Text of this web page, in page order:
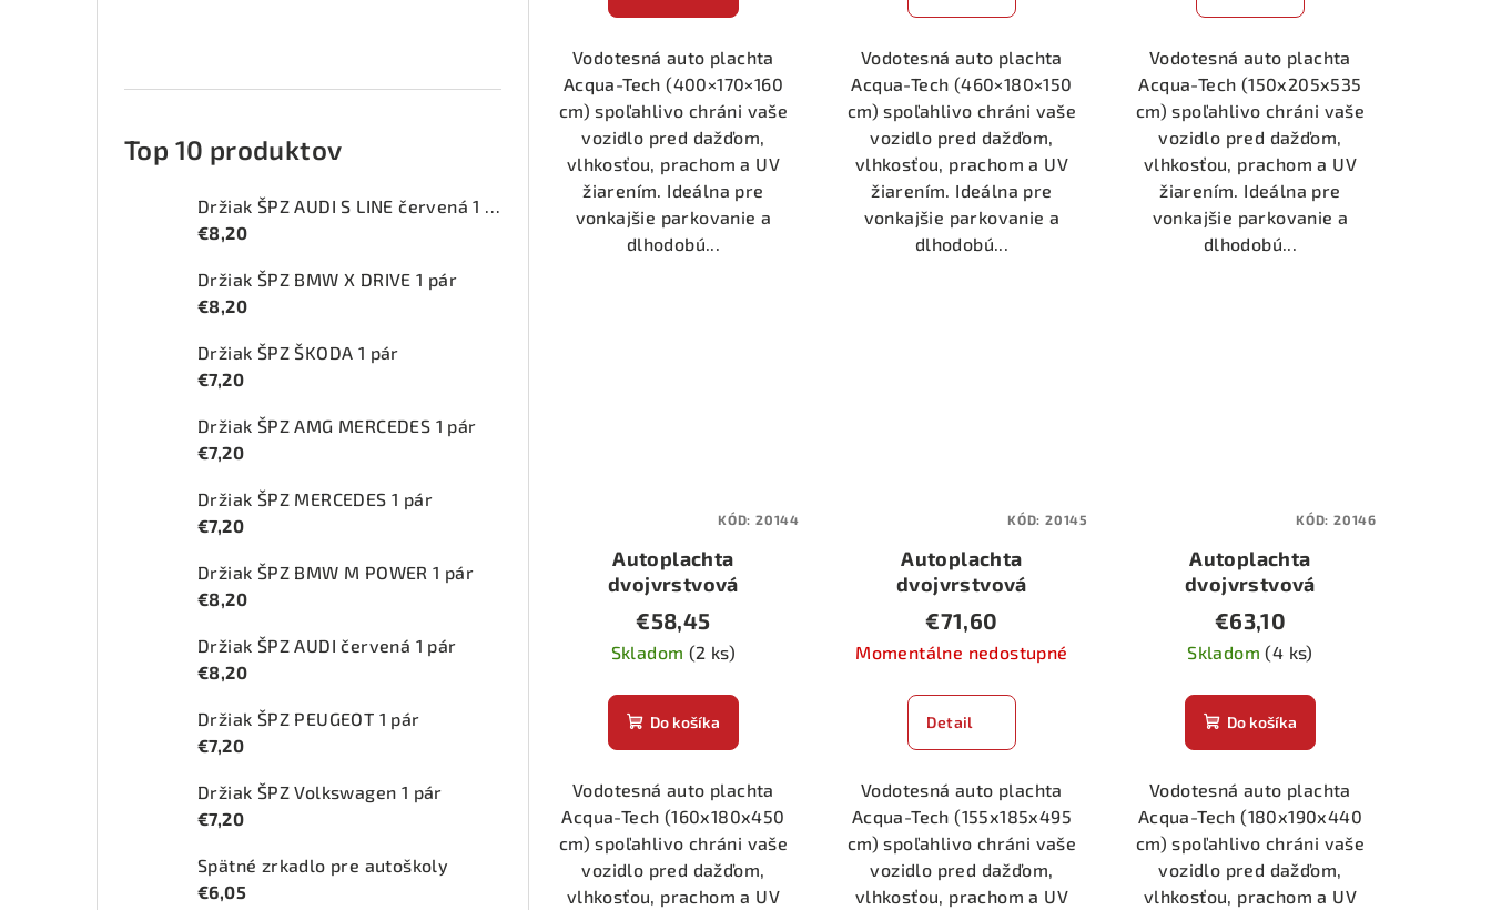
Top 10 produktov
Držiak ŠPZ AUDI S LINE červená 1 pár
€8,20
Držiak ŠPZ BMW X DRIVE 1 pár
€8,20
Držiak ŠPZ ŠKODA 1 pár
€7,20
Držiak ŠPZ AMG MERCEDES 1 pár
€7,20
Držiak ŠPZ MERCEDES 1 pár
€7,20
Držiak ŠPZ BMW M POWER 1 pár
€8,20
Držiak ŠPZ AUDI červená 1 pár
€8,20
Držiak ŠPZ PEUGEOT 1 pár
€7,20
Držiak ŠPZ Volkswagen 1 pár
€7,20
Spätné zrkadlo pre autoškoly
€6,05
vo
Vodotesná auto plachta
Acqua-Tech (400×170×160
cm) spoľahlivo chráni vaše
vozidlo pred dažďom,
vlhkosťou, prachom a UV
žiarením. Ideálna pre
vonkajšie parkovanie a
dlhodobú...
Vodotesná auto plachta
Acqua-Tech (460×180×150
cm) spoľahlivo chráni vaše
vozidlo pred dažďom,
vlhkosťou, prachom a UV
žiarením. Ideálna pre
vonkajšie parkovanie a
dlhodobú...
Vodotesná auto plachta
Acqua-Tech (150x205x535
cm) spoľahlivo chráni vaše
vozidlo pred dažďom,
vlhkosťou, prachom a UV
žiarením. Ideálna pre
vonkajšie parkovanie a
dlhodobú...
Autoplachta
dvojvrstvová
Acqua-Tech Gran-
Pree AG-4
€58,45
Skladom (2 ks)
Do košíka
Vodotesná auto plachta
Acqua-Tech (160x180x450
cm) spoľahlivo chráni vaše
vozidlo pred dažďom,
vlhkosťou, prachom a UV
KÓD: 20144
Autoplachta
dvojvrstvová
Acqua-Tech Gran-
Pree AG-5
€71,60
Momentálne nedostupné
Detail
Vodotesná auto plachta
Acqua-Tech (155x185x495
cm) spoľahlivo chráni vaše
vozidlo pred dažďom,
vlhkosťou, prachom a UV
KÓD: 20145
Autoplachta
dvojvrstvová
Acqua-Tech Gran-
Pree AG-6
€63,10
Skladom(4 ks)
Do košíka
Vodotesná auto plachta
Acqua-Tech (180x190x440
cm) spoľahlivo chráni vaše
vozidlo pred dažďom,
vlhkosťou, prachom a UV
KÓD: 20146